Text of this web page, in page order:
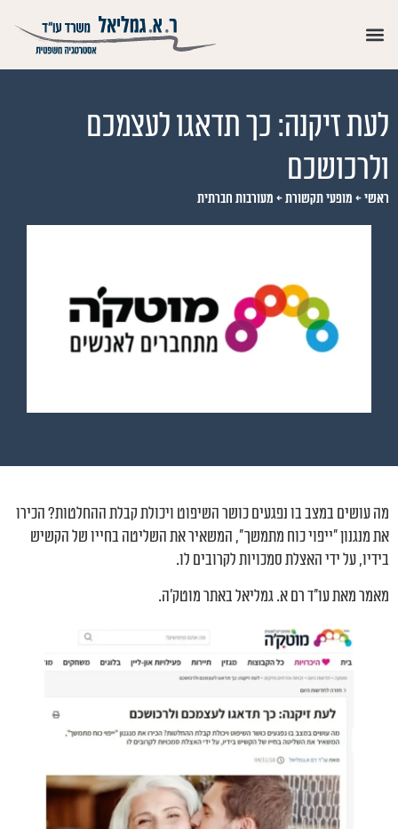
לעת זיקנה: כך תדאגו לעצמכם
ולרכושכם
ראשי← מופעי תקשורת← מעורבות חברתית
מה עושים במצב בו נפגעים כושר השיפוט ויכולת קבלת ההחלטות? הכירו
את מנגנון "ייפוי כוח מתמשך", המשאיר את השליטה בחייו של הקשיש
בידיו, על ידי האצלת סמכויות לקרובים לו.
מאמר מאת עו"ד רם א. גמליאל באתר מוטק'ה.